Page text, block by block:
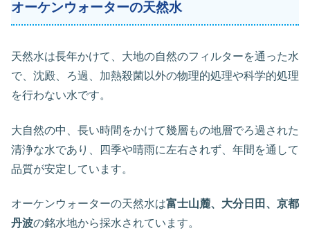
オーケンウォーターの天然水
天然水は長年かけて、大地の自然のフィルターを通った水
で、沈殿、ろ過、加熱殺菌以外の物理的処理や科学的処理
を行わない水です。
大自然の中、長い時間をかけて幾層もの地層でろ過された
清浄な水であり、四季や晴雨に左右されず、年間を通して
品質が安定しています。
オーケンウォーターの天然水は富士山麓、大分日田、京都
丹波の銘水地から採水されています。